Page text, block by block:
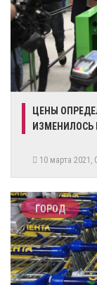
ЦЕНЫ
ИЗМЕНИЛОСЬ
10 марта 2021,
ГОРОД